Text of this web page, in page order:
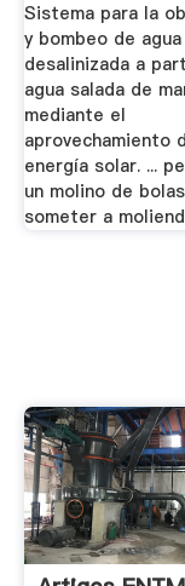
Sistema para la
y bombeo de agua
desalinizada a
agua salada de
mediante el
aprovechamiento
energía solar. ...
un molino de
someter a